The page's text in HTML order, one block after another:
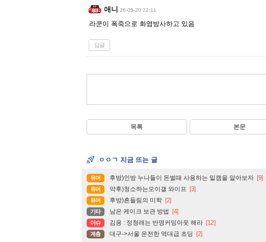
애니 26-05-20 22:11
라쿤이 폭죽으로 화염방사하고 있음
답글
목록 본문
ㅇㅇㄱ 지금 뜨는 글
유머 후방)인방 누나들이 돈벌때 사용하는 밑캠을 알아보자 [9]
유머 약후)청소하는오이갤 와이프 [3]
유머 후방)흔들림의 미학 [2]
기타 남은 케이크 보관 방법 [4]
이슈 김용 : 정청래는 반명커밍아웃 해라 [12]
계층 대구->서울 운전한 역대급 초딩 [2]